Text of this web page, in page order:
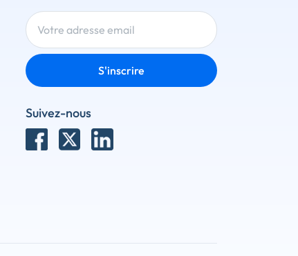
S'inscrire
Suivez-nous